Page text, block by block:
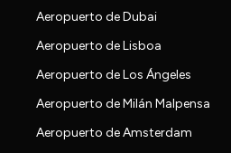
Aeropuerto de Dubai
Aeropuerto de Lisboa
Aeropuerto de Los Ángeles
Aeropuerto de Milán Malpensa
Aeropuerto de Amsterdam